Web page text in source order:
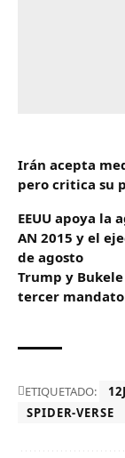
Irán acepta
pero critica su
EEUU apoya la
AN 2015 y el
de agosto
Trump y
tercer mandato
ETIQUETADO:
SPIDER-VERSE